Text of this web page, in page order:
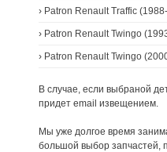
› Patron Renault Traffic
› Patron Renault Twingo
› Patron Renault Twingo
В случае, если выбраной
придет email извещением.
Мы уже долгое время
большой выбор запчастей,